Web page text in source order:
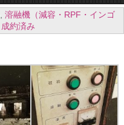
, 溶融機（減容・RPF・インゴ
成約済み